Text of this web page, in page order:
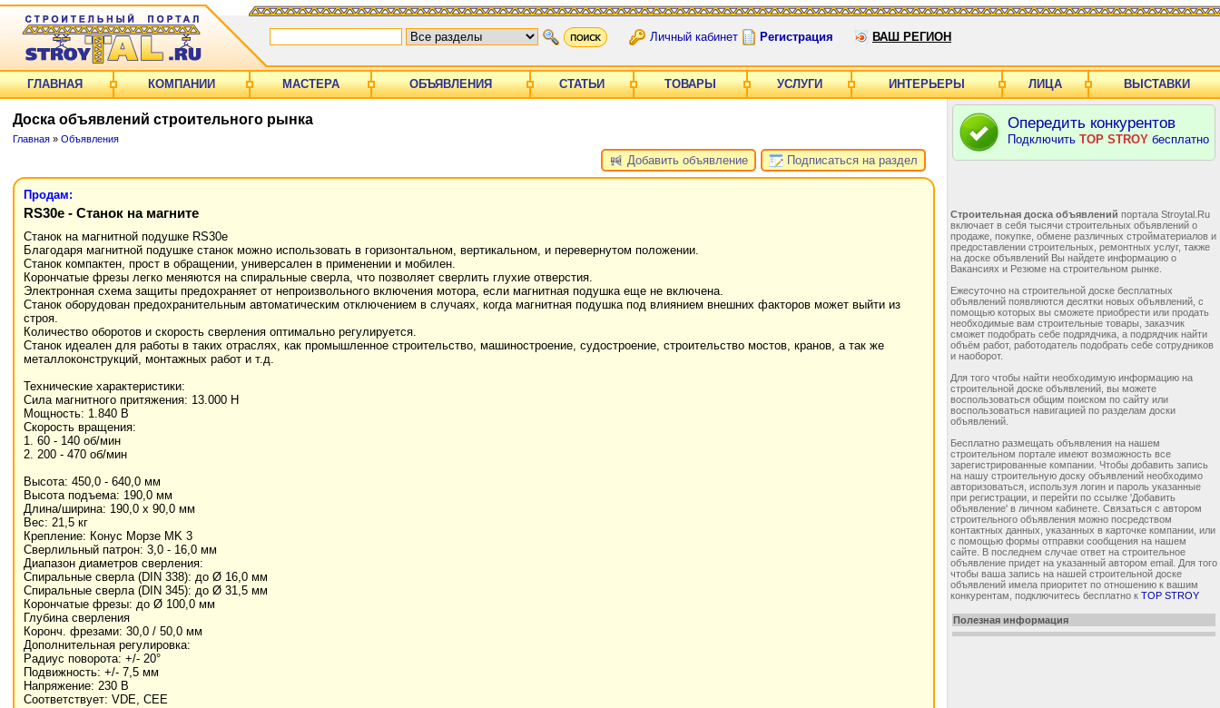
Личный кабинет Регистрация ВАШ РЕГИОН
ГЛАВНАЯ КОМПАНИИ МАСТЕРА ОБЪЯВЛЕНИЯ СТАТЬИ ТОВАРЫ УСЛУГИ ИНТЕРЬЕРЫ ЛИЦА ВЫСТАВКИ
Доска объявлений строительного рынка
Главная» Объявления
Добавить объявление Подписаться на раздел
Продам:
RS30e - Станок на магните
Станок на магнитной подушке RS30e
Благодаря магнитной подушке станок можно использовать в горизонтальном, вертикальном, и перевернутом положении.
Станок компактен, прост в обращении, универсален в применении и мобилен.
Корончатые фрезы легко меняются на спиральные сверла, что позволяет сверлить глухие отверстия.
Электронная схема защиты предохраняет от непроизвольного включения мотора, если магнитная подушка еще не включена.
Станок оборудован предохранительным автоматическим отключением в случаях, когда магнитная подушка под влиянием внешних факторов может выйти из
строя.
Количество оборотов и скорость сверления оптимально регулируется.
Станок идеален для работы в таких отраслях, как промышленное строительство, машиностроение, судостроение, строительство мостов, кранов, а так же
металлоконструкций, монтажных работ и т.д.
Технические характеристики:
Сила магнитного притяжения: 13.000 Н
Мощность: 1.840 В
Скорость вращения:
1. 60 - 140 об/мин
2. 200 - 470 об/мин
Высота: 450,0 - 640,0 мм
Высота подъема: 190,0 мм
Длина/ширина: 190,0 x 90,0 мм
Вес: 21,5 кг
Крепление: Конус Морзе MK 3
Сверлильный патрон: 3,0 - 16,0 мм
Диапазон диаметров сверления:
Спиральные сверла (DIN 338): до Ø 16,0 мм
Спиральные сверла (DIN 345): до Ø 31,5 мм
Корончатые фрезы: до Ø 100,0 мм
Глубина сверления
Коронч. фрезами: 30,0 / 50,0 мм
Дополнительная регулировка:
Радиус поворота: +/- 20°
Подвижность: +/- 7,5 мм
Напряжение: 230 В
Соответствует: VDE, CEE
Опередить конкурентов
Подключить TOP STROY бесплатно
Строительная доска объявлений портала Stroytal.Ru
включает в себя тысячи строительных объявлений о
продаже, покупке, обмене различных стройматериалов и
предоставлении строительных, ремонтных услуг, также
на доске объявлений Вы найдете информацию о
Вакансиях и Резюме на строительном рынке.
Ежесуточно на строительной доске бесплатных
объявлений появляются десятки новых объявлений, с
помощью которых вы сможете приобрести или продать
необходимые вам строительные товары, заказчик
сможет подобрать себе подрядчика, а подрядчик найти
объём работ, работодатель подобрать себе сотрудников
и наоборот.
Для того чтобы найти необходимую информацию на
строительной доске объявлений, вы можете
воспользоваться общим поиском по сайту или
воспользоваться навигацией по разделам доски
объявлений.
Бесплатно размещать объявления на нашем
строительном портале имеют возможность все
зарегистрированные компании. Чтобы добавить запись
на нашу строительную доску объявлений необходимо
авторизоваться, используя логин и пароль указанные
при регистрации, и перейти по ссылке 'Добавить
объявление' в личном кабинете. Связаться с автором
строительного объявления можно посредством
контактных данных, указанных в карточке компании, или
с помощью формы отправки сообщения на нашем
сайте. В последнем случае ответ на строительное
объявление придет на указанный автором email. Для того
чтобы ваша запись на нашей строительной доске
объявлений имела приоритет по отношению к вашим
конкурентам, подключитесь бесплатно к TOP STROY
Полезная информация